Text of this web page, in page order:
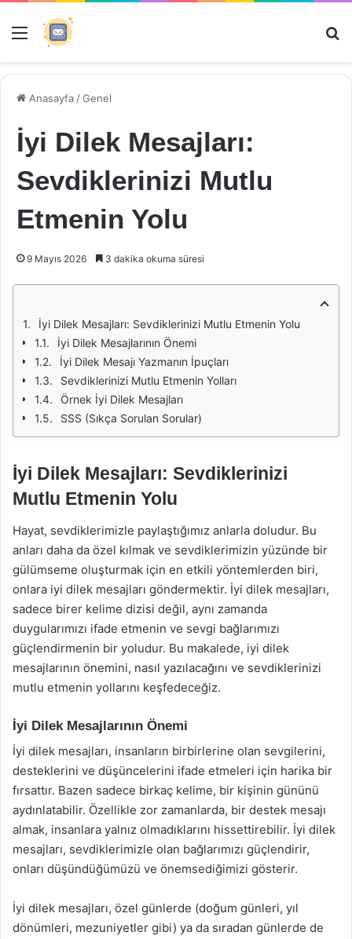
Menü
Anasayfa /Genel
İyi Dilek Mesajları:
Sevdiklerinizi Mutlu
Etmenin Yolu
9 Mayıs 2026 3 dakika okuma süresi
İyi Dilek Mesajları: Sevdiklerinizi Mutlu Etmenin Yolu
İyi Dilek Mesajlarının Önemi
İyi Dilek Mesajı Yazmanın İpuçları
Sevdiklerinizi Mutlu Etmenin Yolları
Örnek İyi Dilek Mesajları
SSS (Sıkça Sorulan Sorular)
İyi Dilek Mesajları: Sevdiklerinizi
Mutlu Etmenin Yolu
Hayat, sevdiklerimizle paylaştığımız anlarla doludur. Bu
anları daha da özel kılmak ve sevdiklerimizin yüzünde bir
gülümseme oluşturmak için en etkili yöntemlerden biri,
onlara iyi dilek mesajları göndermektir. İyi dilek mesajları,
sadece birer kelime dizisi değil, aynı zamanda
duygularımızı ifade etmenin ve sevgi bağlarımızı
güçlendirmenin bir yoludur. Bu makalede, iyi dilek
mesajlarının önemini, nasıl yazılacağını ve sevdiklerinizi
mutlu etmenin yollarını keşfedeceğiz.
İyi Dilek Mesajlarının Önemi
İyi dilek mesajları, insanların birbirlerine olan sevgilerini,
desteklerini ve düşüncelerini ifade etmeleri için harika bir
fırsattır. Bazen sadece birkaç kelime, bir kişinin gününü
aydınlatabilir. Özellikle zor zamanlarda, bir destek mesajı
almak, insanlara yalnız olmadıklarını hissettirebilir. İyi dilek
mesajları, sevdiklerimizle olan bağlarımızı güçlendirir,
onları düşündüğümüzü ve önemsediğimizi gösterir.
İyi dilek mesajları, özel günlerde (doğum günleri, yıl
dönümleri, mezuniyetler gibi) ya da sıradan günlerde de